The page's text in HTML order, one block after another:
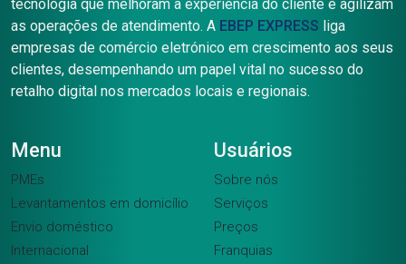
tecnologia que melhoram a experiência do cliente e agilizam
as operações de atendimento. A EBEP EXPRESS liga
empresas de comércio eletrónico em crescimento aos seus
clientes, desempenhando um papel vital no sucesso do
retalho digital nos mercados locais e regionais.
Menu
PMEs
Levantamentos em domicílio
Envio doméstico
Internacional
Usuários
Sobre nós
Serviços
Preços
Franquias